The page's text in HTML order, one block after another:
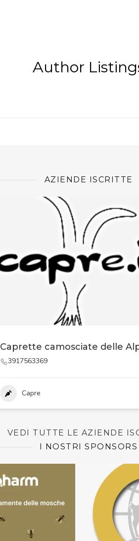
Author
AZIENDE ISCRITTE
Caprette camosciate delle
3917563369
Capre
VEDI TUTTE LE AZIENDE
I NOSTRI SPONSORS